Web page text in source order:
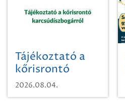
Tájékoztató a
kőrisrontó
karcsúdíszbogárról
2026.08.04.